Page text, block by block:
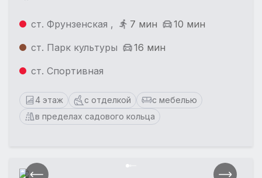
ст. Фрунзенская , 7 мин
10 мин
ст. Парк культуры
16 мин
ст. Спортивная
4 этаж с отделкой
с мебелью
в пределах садового кольца